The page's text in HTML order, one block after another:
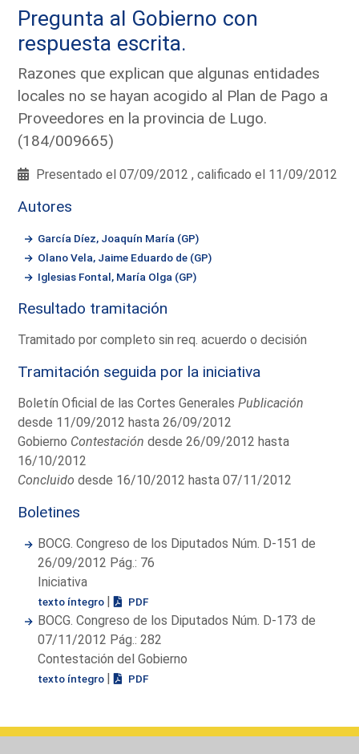
Pregunta al Gobierno con
respuesta escrita.
Razones que explican que algunas entidades
locales no se hayan acogido al Plan de Pago a
Proveedores en la provincia de Lugo.
(184/009665)
Presentado el 07/09/2012 , calificado el 11/09/2012
Autores
García Díez, Joaquín María (GP)
Olano Vela, Jaime Eduardo de (GP)
Iglesias Fontal, María Olga (GP)
Resultado tramitación
Tramitado por completo sin req. acuerdo o decisión
Tramitación seguida por la iniciativa
Boletín Oficial de las Cortes GeneralesPublicación
desde 11/09/2012 hasta 26/09/2012
Gobierno Contestación desde 26/09/2012 hasta
16/10/2012
Concluido desde 16/10/2012 hasta 07/11/2012
Boletines
BOCG. Congreso de los Diputados Núm. D-151 de
26/09/2012 Pág.: 76
Iniciativa
texto íntegro | PDF
BOCG. Congreso de los Diputados Núm. D-173 de
07/11/2012 Pág.: 282
Contestación del Gobierno
texto íntegro | PDF